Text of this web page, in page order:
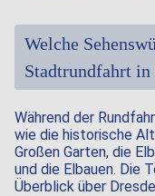
Welche
Stadtrundfahrt in
Während der
wie die historische
Großen Garten, die
und die Elbauen. Die
Überblick über